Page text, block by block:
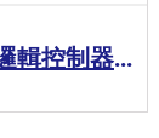
Panasonic 可程式邏輯控制器FP7